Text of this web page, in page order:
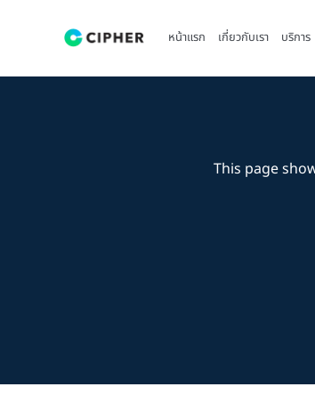
หน้าแรก เกี่ยวกับเรา บริการ
This page